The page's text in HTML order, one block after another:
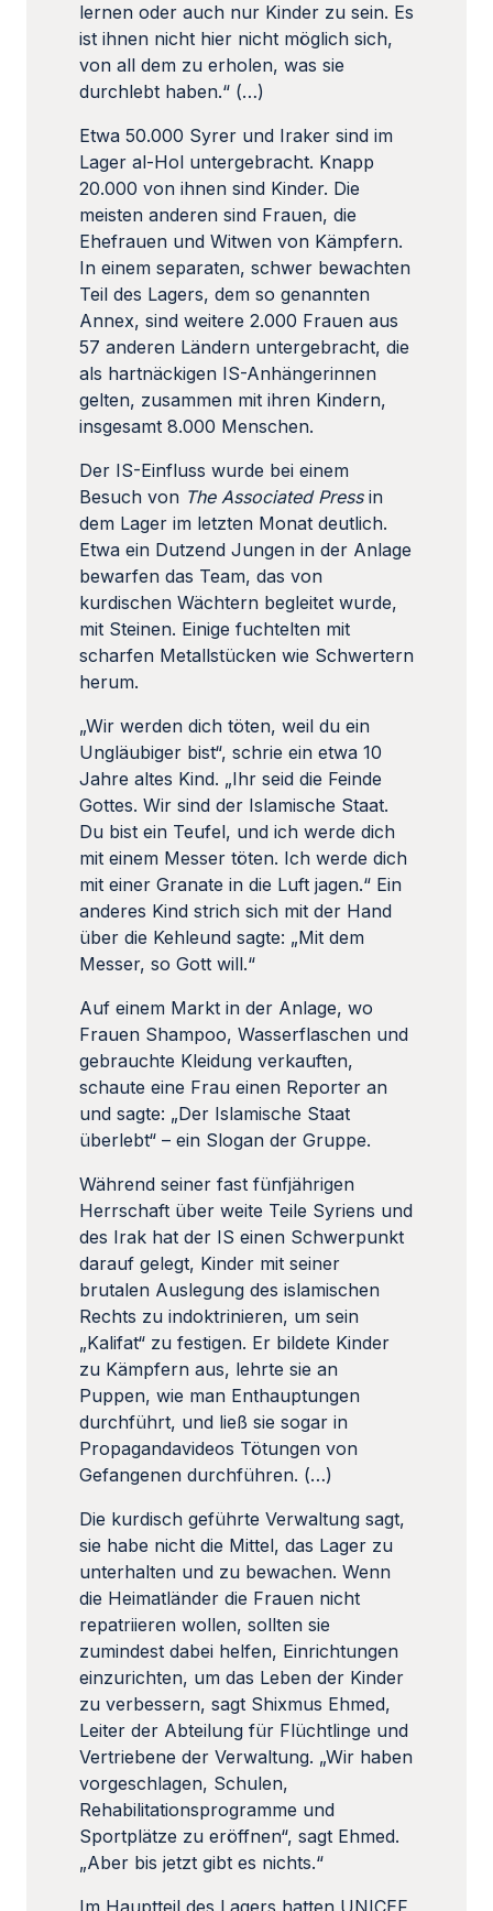
lernen oder auch nur Kinder zu sein. Es
ist ihnen nicht hier nicht möglich sich,
von all dem zu erholen, was sie
durchlebt haben.“ (…)
Etwa 50.000 Syrer und Iraker sind im
Lager al-Hol untergebracht. Knapp
20.000 von ihnen sind Kinder. Die
meisten anderen sind Frauen, die
Ehefrauen und Witwen von Kämpfern.
In einem separaten, schwer bewachten
Teil des Lagers, dem so genannten
Annex, sind weitere 2.000 Frauen aus
57 anderen Ländern untergebracht, die
als hartnäckigen IS-Anhängerinnen
gelten, zusammen mit ihren Kindern,
insgesamt 8.000 Menschen.
Der IS-Einfluss wurde bei einem
Besuch von The Associated Pressin
dem Lager im letzten Monat deutlich.
Etwa ein Dutzend Jungen in der Anlage
bewarfen das Team, das von
kurdischen Wächtern begleitet wurde,
mit Steinen. Einige fuchtelten mit
scharfen Metallstücken wie Schwertern
herum.
„Wir werden dich töten, weil du ein
Ungläubiger bist“, schrie ein etwa 10
Jahre altes Kind. „Ihr seid die Feinde
Gottes. Wir sind der Islamische Staat.
Du bist ein Teufel, und ich werde dich
mit einem Messer töten. Ich werde dich
mit einer Granate in die Luft jagen.“ Ein
anderes Kind strich sich mit der Hand
über die Kehleund sagte: „Mit dem
Messer, so Gott will.“
Auf einem Markt in der Anlage, wo
Frauen Shampoo, Wasserflaschen und
gebrauchte Kleidung verkauften,
schaute eine Frau einen Reporter an
und sagte: „Der Islamische Staat
überlebt“ – ein Slogan der Gruppe.
Während seiner fast fünfjährigen
Herrschaft über weite Teile Syriens und
des Irak hat der IS einen Schwerpunkt
darauf gelegt, Kinder mit seiner
brutalen Auslegung des islamischen
Rechts zu indoktrinieren, um sein
„Kalifat“ zu festigen. Er bildete Kinder
zu Kämpfern aus, lehrte sie an
Puppen, wie man Enthauptungen
durchführt, und ließ sie sogar in
Propagandavideos Tötungen von
Gefangenen durchführen. (…)
Die kurdisch geführte Verwaltung sagt,
sie habe nicht die Mittel, das Lager zu
unterhalten und zu bewachen. Wenn
die Heimatländer die Frauen nicht
repatriieren wollen, sollten sie
zumindest dabei helfen, Einrichtungen
einzurichten, um das Leben der Kinder
zu verbessern, sagt Shixmus Ehmed,
Leiter der Abteilung für Flüchtlinge und
Vertriebene der Verwaltung. „Wir haben
vorgeschlagen, Schulen,
Rehabilitationsprogramme und
Sportplätze zu eröffnen“, sagt Ehmed.
„Aber bis jetzt gibt es nichts.“
Im Hauptteil des Lagers hatten UNICEF